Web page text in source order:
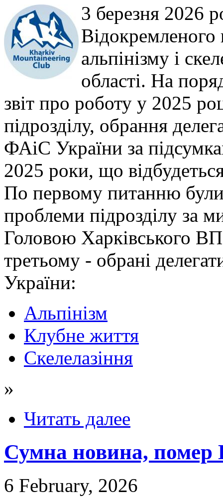
3 березня 2026
Відокремленого
альпінізму і
області. На
звіт про роботу у 2025
підрозділу, обрання
ФАіС України за
2025 роки, що
По первому питанню були
проблеми підрозділу за
Головою Харківського
третьому - обрані
України:
Альпінізм
Клубне життя
Скелелазіння
»
Читать далее
Сумна новина, помер
6 February, 2026